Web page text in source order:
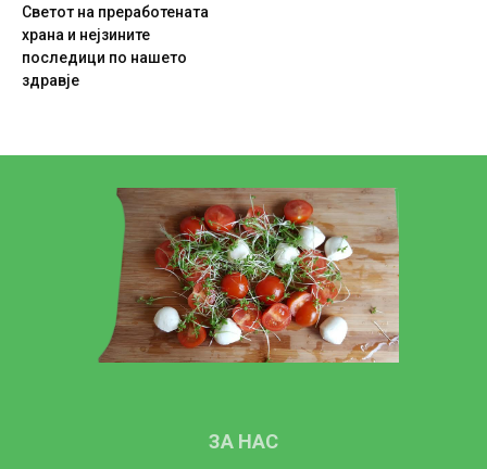
Светот на преработената
храна и нејзините
последици по нашето
здравје
ЗА НАС